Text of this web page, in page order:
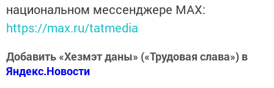
национальном мессенджере MАХ:
https://max.ru/tatmedia
Добавить «Хезмэт даны» («Трудовая слава») в
Яндекс.Новости